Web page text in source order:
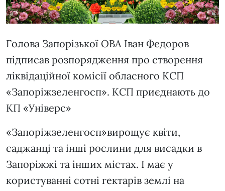
Голова Запорізької ОВА Іван Федоров
підписав розпорядження про створення
ліквідаційної комісії обласного КСП
«Запоріжзеленгосп». КСП приєднають до
КП «Універс»
«Запоріжзеленгосп»вирощує квіти,
саджанці та інші рослини для висадки в
Запоріжжі та інших містах. І має у
користуванні сотні гектарів землі на